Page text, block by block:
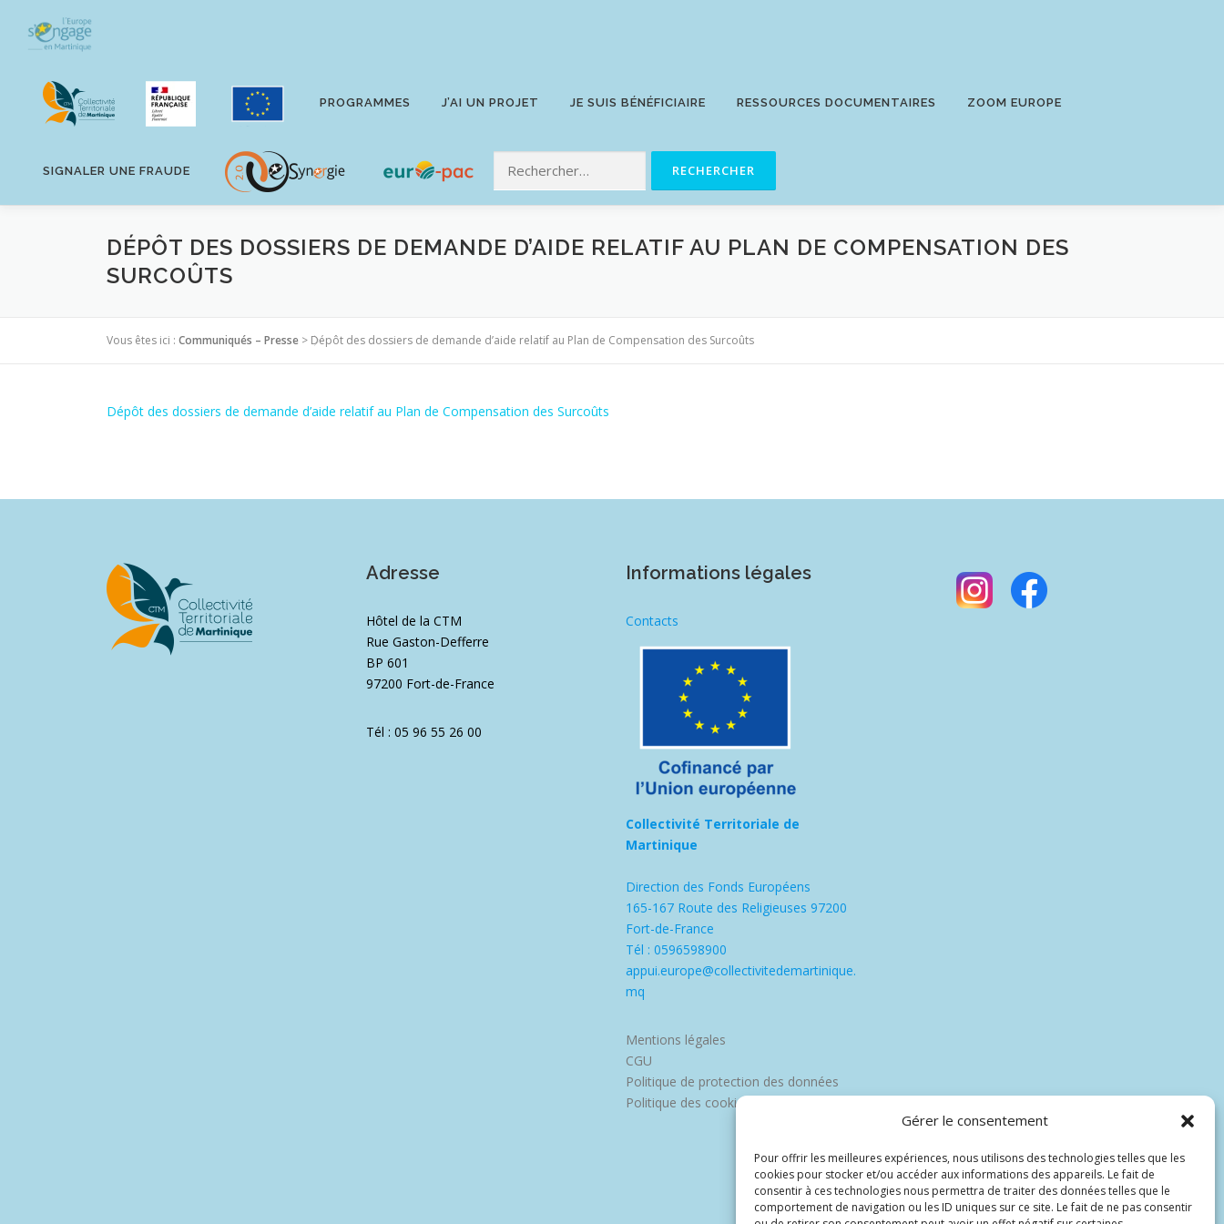
Gérer le consentement
Pour offrir les meilleures expériences, nous utilisons des technologies telles que les
cookies pour stocker et/ou accéder aux informations des appareils. Le fait de
consentir à ces technologies nous permettra de traiter des données telles que le
comportement de navigation ou les ID uniques sur ce site. Le fait de ne pas consentir
contenu
PROGRAMMES J’AI UN PROJET JE SUIS BÉNÉFICIAIRE RESSOURCES DOCUMENTAIRES ZOOM EUROPE
SIGNALER UNE FRAUDE
DÉPÔT DES DOSSIERS DE DEMANDE D’AIDE RELATIF AU PLAN DE COMPENSATION DES
SURCOÛTS
Vous êtes ici : Communiqués – Presse > Dépôt des dossiers de demande d’aide relatif au Plan de Compensation des Surcoûts
Dépôt des dossiers de demande d’aide relatif au Plan de Compensation des Surcoûts
Adresse
Hôtel de la CTM
Rue Gaston-Defferre
BP 601
97200 Fort-de-France
Tél : 05 96 55 26 00
Informations légales
Contacts
Collectivité Territoriale de
Martinique
Direction des Fonds Européens
165-167 Route des Religieuses 97200
Fort-de-France
Tél : 0596598900
appui.europe@collectivitedemartinique.
mq
Mentions légales
CGU
Politique de protection des données
Politique des cookies